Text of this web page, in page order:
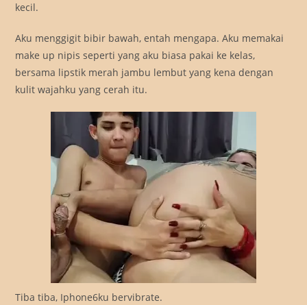
kecil.
Aku menggigit bibir bawah, entah mengapa. Aku memakai
make up nipis seperti yang aku biasa pakai ke kelas,
bersama lipstik merah jambu lembut yang kena dengan
kulit wajahku yang cerah itu.
Tiba tiba, Iphone6ku bervibrate.